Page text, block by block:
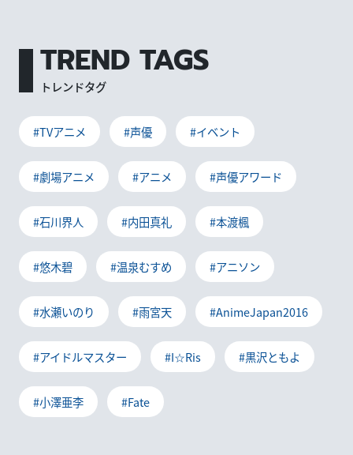
TREND TAGS
トレンドタグ
#TVアニメ #声優 #イベント
#劇場アニメ #アニメ #声優アワード
#石川界人 #内田真礼 #本渡楓
#悠木碧 #温泉むすめ #アニソン
#水瀬いのり #雨宮天 #AnimeJapan2016
#アイドルマスター #I☆Ris #黒沢ともよ
#小澤亜李 #Fate